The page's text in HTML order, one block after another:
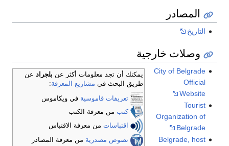
المصادر
التاريخ
وصلات خارجية
يمكنك أن تجد معلومات أكثر عن بلجراد عن
طريق البحث في مشاريع المعرفة:
تعريفات قاموسية في ويكاموس
كتب من معرفة الكتب
اقتباسات من معرفة الاقتباس
نصوص مصدرية من معرفة المصادر
City of Belgrade
Official
Website
Tourist
Organization of
Belgrade
Belgrade, host